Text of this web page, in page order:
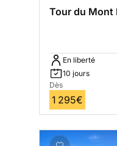
Tour du Mont
En liberté
10 jours
Dès
1 295€